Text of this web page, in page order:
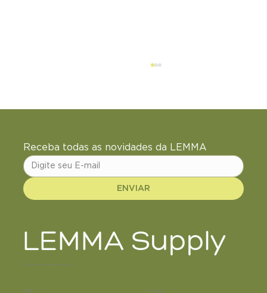
Não espere até sentir na própria pele
Receba todas as novidades da LEMMA
ENVIAR
LEMMA Supply
+18 de anos de ciência e inovação
Conteúdos